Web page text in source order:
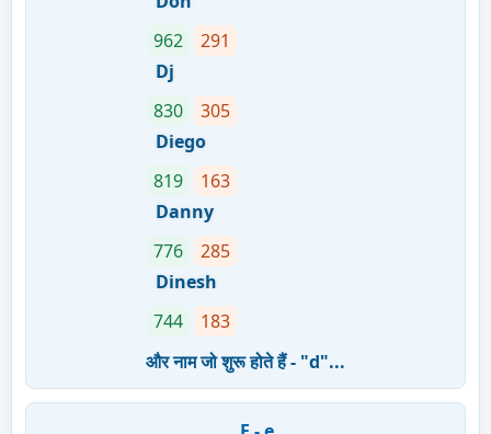
962
291
Dj
830
305
Diego
819
163
Danny
776
285
Dinesh
744
183
और नाम जो शुरू होते हैं - "d"...